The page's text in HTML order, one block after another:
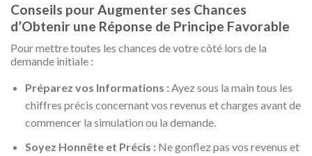
Conseils pour Augmenter ses Chances
d’Obtenir une Réponse de Principe Favorable
Pour mettre toutes les chances de votre côté lors de la
demande initiale :
Préparez vos Informations :Ayez sous la main tous les
chiffres précis concernant vos revenus et charges avant de
commencer la simulation ou la demande.
Soyez Honnête et Précis :Ne gonflez pas vos revenus et